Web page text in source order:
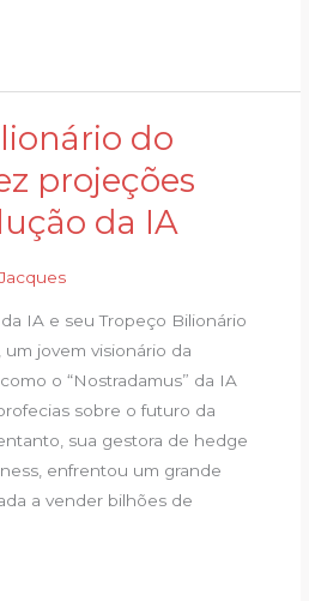
do
projeções
da IA
Jacques
IA e seu Tropeço Bilionário
jovem visionário da
o “Nostradamus” da IA
sobre o futuro da
sua gestora de hedge
enfrentou um grande
a vender bilhões de